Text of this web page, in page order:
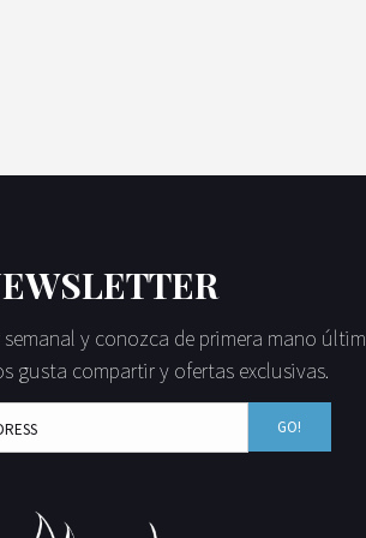
y conozca de primera mano
gusta compartir y ofertas exclusivas.
GO!